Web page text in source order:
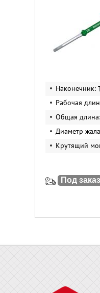
Наконечник:
Рабочая
Общая
Диаметр
Крутящий
Под заказ